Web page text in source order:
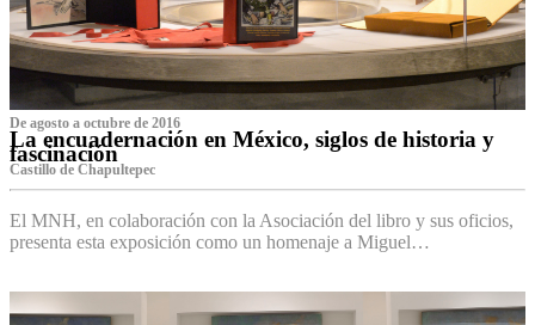
De agosto a octubre de 2016
La encuadernación en México, siglos de historia y
fascinación
Castillo de Chapultepec
El MNH, en colaboración con la Asociación del libro y sus oficios,
presenta esta exposición como un homenaje a Miguel…